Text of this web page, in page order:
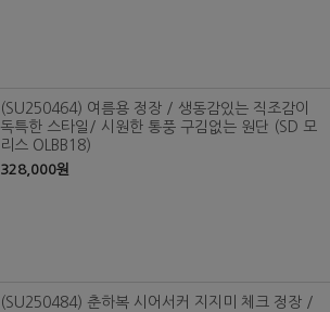
(SU250464) 여름용 정장 / 생동감있는 직조감이
독특한 스타일/ 시원한 통풍 구김없는 원단 (SD 모
리스 OLBB18)
328,000원
(SU250484) 춘하복 시어서커 지지미 체크 정장 /